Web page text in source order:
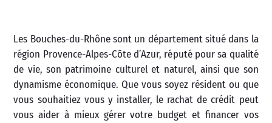
Les Bouches-du-Rhône sont un département situé dans la
région Provence-Alpes-Côte d’Azur, réputé pour sa qualité
de vie, son patrimoine culturel et naturel, ainsi que son
dynamisme économique. Que vous soyez résident ou que
vous souhaitiez vous y installer, le rachat de crédit peut
vous aider à mieux gérer votre budget et financer vos